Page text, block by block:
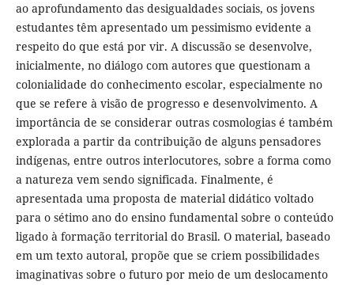
ao aprofundamento das desigualdades sociais, os jovens
estudantes têm apresentado um pessimismo evidente a
respeito do que está por vir. A discussão se desenvolve,
inicialmente, no diálogo com autores que questionam a
colonialidade do conhecimento escolar, especialmente no
que se refere à visão de progresso e desenvolvimento. A
importância de se considerar outras cosmologias é também
explorada a partir da contribuição de alguns pensadores
indígenas, entre outros interlocutores, sobre a forma como
a natureza vem sendo significada. Finalmente, é
apresentada uma proposta de material didático voltado
para o sétimo ano do ensino fundamental sobre o conteúdo
ligado à formação territorial do Brasil. O material, baseado
em um texto autoral, propõe que se criem possibilidades
imaginativas sobre o futuro por meio de um deslocamento